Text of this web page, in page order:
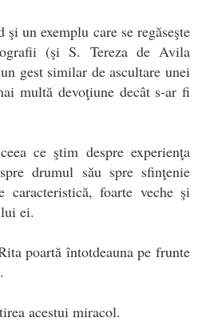
exemplu care se regăseşte
(şi S. Tereza de Avila
gest similar de ascultare unei
multă devoţiune decât s-ar fi
ştim despre experienţa
drumul său spre sfinţenie
caracteristică, foarte veche şi
ei.
întotdeauna pe frunte
acestui miracol.